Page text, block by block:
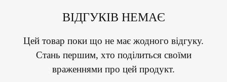
ВІДГУКІВ НЕМАЄ
Цей товар поки що не має жодного відгуку.
Стань першим, хто поділиться своїми
враженнями про цей продукт.